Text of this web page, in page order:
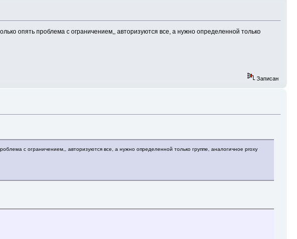
опять проблема с ограничением,, авторизуются все, а нужно определенной только
Записан
с ограничением,, авторизуются все, а нужно определенной только группе, аналогичное proxy